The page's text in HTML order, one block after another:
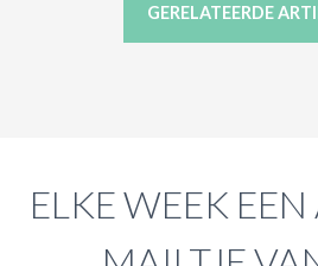
GERELATEERDE
ELKE WEEK